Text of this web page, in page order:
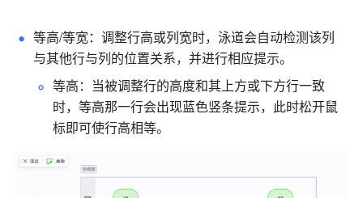
等高/等宽：调整行高或列宽时，泳道会自动检测该列
与其他行与列的位置关系，并进行相应提示。
等高：当被调整行的高度和其上方或下方行一致
时，等高那一行会出现蓝色竖条提示，此时松开鼠
标即可使行高相等。